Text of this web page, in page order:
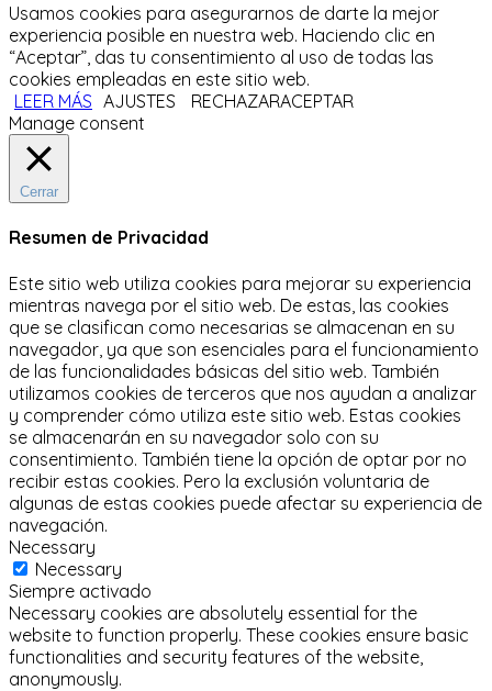
Usamos cookies para asegurarnos de darte la mejor
experiencia posible en nuestra web. Haciendo clic en
“Aceptar”, das tu consentimiento al uso de todas las
cookies empleadas en este sitio web.
LEER MÁS AJUSTES RECHAZARACEPTAR
Manage consent
Cerrar
Resumen de Privacidad
Este sitio web utiliza cookies para mejorar su experiencia
mientras navega por el sitio web. De estas, las cookies
que se clasifican como necesarias se almacenan en su
navegador, ya que son esenciales para el funcionamiento
de las funcionalidades básicas del sitio web. También
utilizamos cookies de terceros que nos ayudan a analizar
y comprender cómo utiliza este sitio web. Estas cookies
se almacenarán en su navegador solo con su
consentimiento. También tiene la opción de optar por no
recibir estas cookies. Pero la exclusión voluntaria de
algunas de estas cookies puede afectar su experiencia de
navegación.
Necessary
Necessary
Siempre activado
Necessary cookies are absolutely essential for the
website to function properly. These cookies ensure basic
functionalities and security features of the website,
anonymously.